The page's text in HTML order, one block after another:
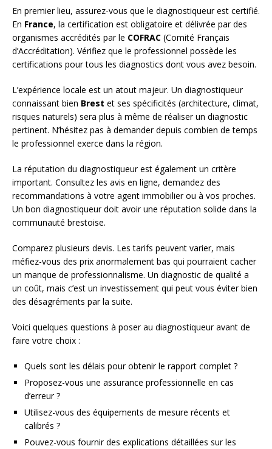
En premier lieu, assurez-vous que le diagnostiqueur est certifié.
En France, la certification est obligatoire et délivrée par des
organismes accrédités par le COFRAC (Comité Français
d’Accréditation). Vérifiez que le professionnel possède les
certifications pour tous les diagnostics dont vous avez besoin.
L’expérience locale est un atout majeur. Un diagnostiqueur
connaissant bien Brest et ses spécificités (architecture, climat,
risques naturels) sera plus à même de réaliser un diagnostic
pertinent. N’hésitez pas à demander depuis combien de temps
le professionnel exerce dans la région.
La réputation du diagnostiqueur est également un critère
important. Consultez les avis en ligne, demandez des
recommandations à votre agent immobilier ou à vos proches.
Un bon diagnostiqueur doit avoir une réputation solide dans la
communauté brestoise.
Comparez plusieurs devis. Les tarifs peuvent varier, mais
méfiez-vous des prix anormalement bas qui pourraient cacher
un manque de professionnalisme. Un diagnostic de qualité a
un coût, mais c’est un investissement qui peut vous éviter bien
des désagréments par la suite.
Voici quelques questions à poser au diagnostiqueur avant de
faire votre choix :
Quels sont les délais pour obtenir le rapport complet ?
Proposez-vous une assurance professionnelle en cas
d’erreur ?
Utilisez-vous des équipements de mesure récents et
calibrés ?
Pouvez-vous fournir des explications détaillées sur les